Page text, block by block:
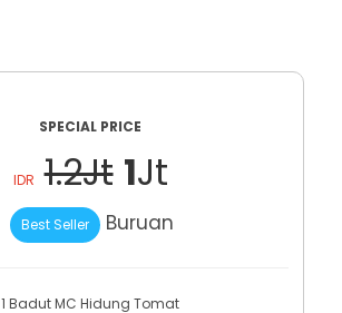
SPECIAL PRICE
IDR 1.2Jt 1Jt
Best Seller Buruan
1 Badut MC Hidung Tomat